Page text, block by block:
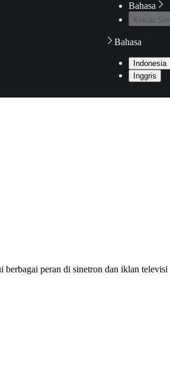
Bahasa
Keluar
Bahasa
Indonesia
Inggris
peran di sinetron dan iklan televisi